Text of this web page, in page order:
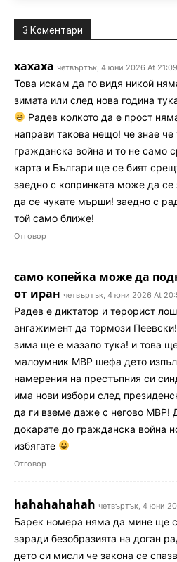
3 Коментари
хахаха четвъртък, 4 юни 2026 At 21:09
Това искам да го видя никой
зимата или след нова година
Радев колкото да е прост
направи такова нещо! че знае
гражданска война и то не само
карта и Българи ще се бият
заедно с копринката може да се
да се чукате мърши! заедно с
той само ближе!
Отговор
само копейка може да
от иран четвъртък, 4 юни 2026 At
Радев е диктатор и терорист
ангажимент да тормози
зима ще е мазало тука! и това
малоумник МВР шефа дето
намерения на престъпния си
има нови избори след
да ги вземе даже с негово МВР!
докарате до гражданска война
избягате
Отговор
hahahahahah четвъртък, 4 юни
Барек номера няма да мине ще
заради безобразията на доган
дето си мисли че закона се